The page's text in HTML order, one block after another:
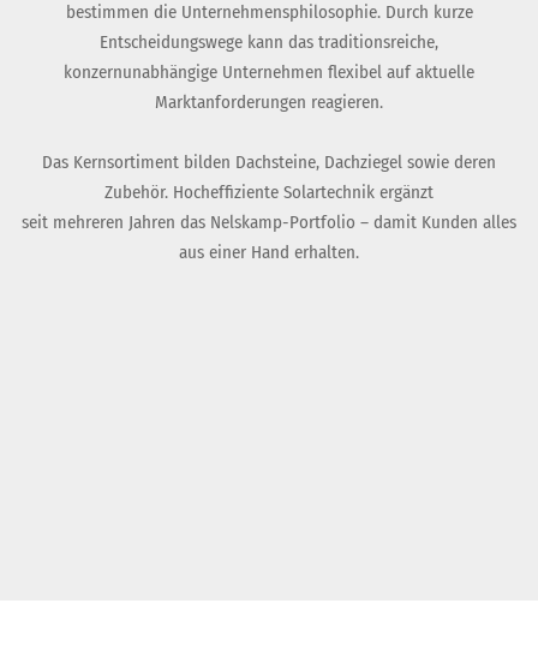
bestimmen die Unternehmensphilosophie. Durch kurze
Entscheidungswege kann das traditionsreiche,
konzernunabhängige Unternehmen flexibel auf aktuelle
Marktanforderungen reagieren.
Das Kernsortiment bilden Dachsteine, Dachziegel sowie deren
Zubehör. Hocheffiziente Solartechnik ergänzt
seit mehreren Jahren das Nelskamp-Portfolio – damit Kunden alles
aus einer Hand erhalten.